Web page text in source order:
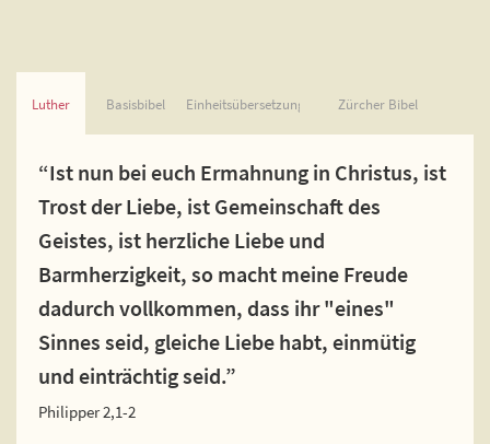
Luther Basisbibel Einheitsübersetzung Zürcher Bibel
“Ist nun bei euch Ermahnung in Christus, ist
Trost der Liebe, ist Gemeinschaft des
Geistes, ist herzliche Liebe und
Barmherzigkeit, so macht meine Freude
dadurch vollkommen, dass ihr "eines"
Sinnes seid, gleiche Liebe habt, einmütig
und einträchtig seid.”
Philipper 2,1-2